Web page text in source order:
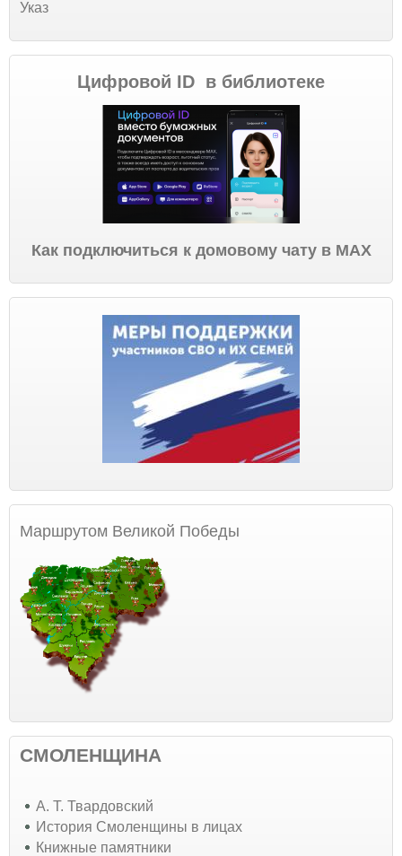
Указ
Цифровой ID в библиотеке
Как подключиться к домовому чату в МАХ
Маршрутом Великой Победы
СМОЛЕНЩИНА
А. Т. Твардовский
История Смоленщины в лицах
Книжные памятники